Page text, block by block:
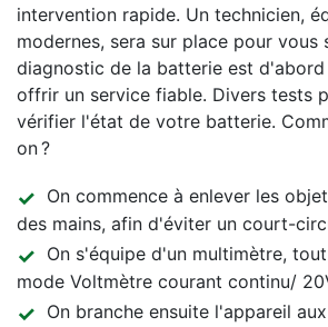
intervention rapide. Un technicien,
modernes, sera sur place pour vous
diagnostic de la batterie est
offrir un service fiable. Divers tests
vérifier l'état de votre batterie.
on ?
On commence à enlever les
des mains, afin d'éviter un court-
On s'équipe d'un multimètre,
mode Voltmètre courant continu/
On branche ensuite l'appareil